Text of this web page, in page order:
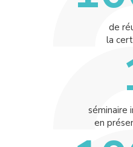
de
la
séminaire
en